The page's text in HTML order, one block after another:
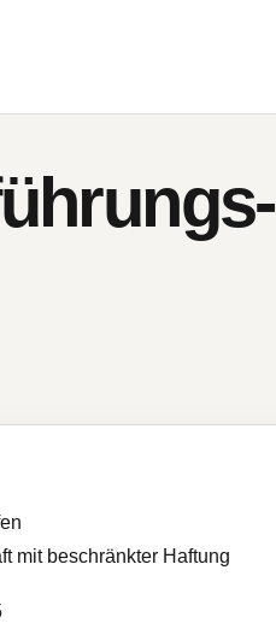
mit beschränkter Haftung